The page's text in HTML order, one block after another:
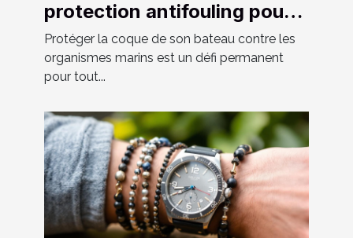
protection antifouling pour
votre bateau ?
Protéger la coque de son bateau contre les
organismes marins est un défi permanent
pour tout...